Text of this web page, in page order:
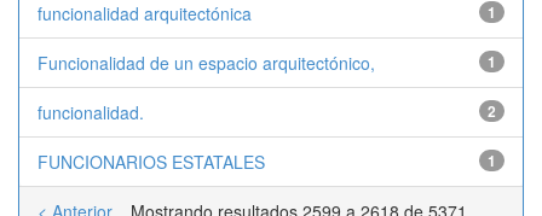
funcionalidad arquitectónica 1
Funcionalidad de un espacio arquitectónico, 1
funcionalidad. 2
FUNCIONARIOS ESTATALES 1
Mostrando resultados 2599 a 2618 de 5371
< Anterior